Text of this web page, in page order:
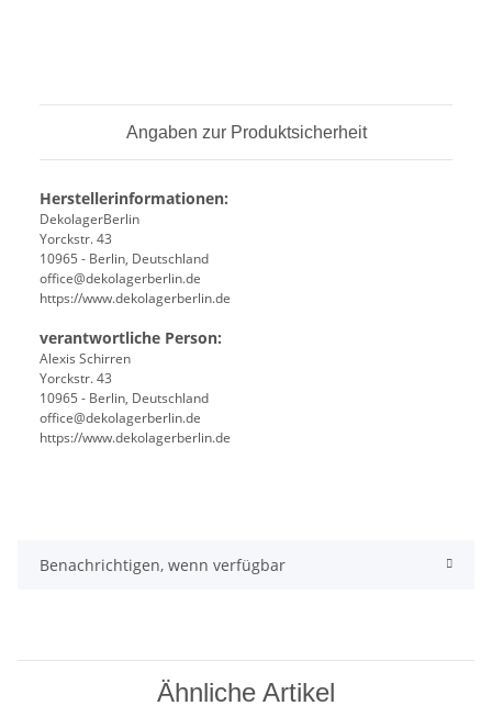
Angaben zur Produktsicherheit
Herstellerinformationen:
DekolagerBerlin
Yorckstr. 43
10965 - Berlin, Deutschland
office@dekolagerberlin.de
https://www.dekolagerberlin.de
verantwortliche Person:
Alexis Schirren
Yorckstr. 43
10965 - Berlin, Deutschland
office@dekolagerberlin.de
https://www.dekolagerberlin.de
Benachrichtigen, wenn verfügbar
Ähnliche Artikel